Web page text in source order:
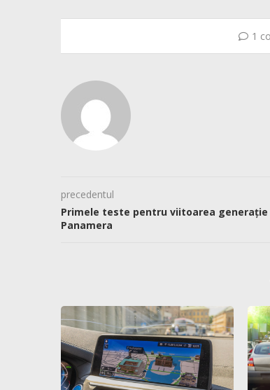
1
precedentul
Primele teste pentru viitoarea generație
Panamera